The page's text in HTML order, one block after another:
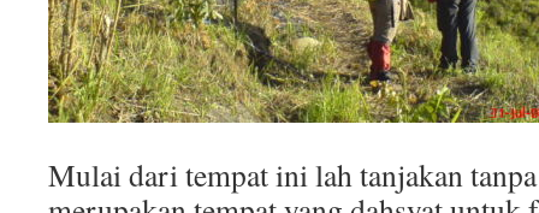
Mulai dari tempat ini lah tanjakan